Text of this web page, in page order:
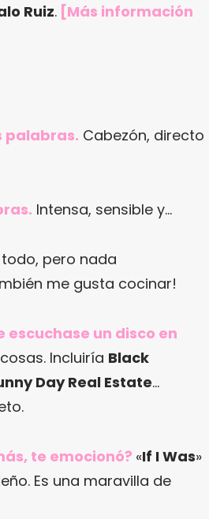
Ruiz. [Más información
palabras. Cabezón, directo
Intensa, sensible y…
pero nada
me gusta cocinar!
un disco en
Incluiría Black
Day Real Estate…
te emocionó? «If I Was»
Es una maravilla de